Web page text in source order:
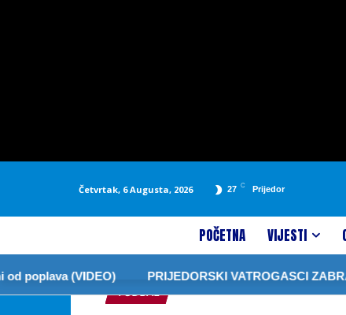
Četvrtak, 6 Augusta, 2026 27 C Prijedor
POČETNA VIJESTI
(VIDEO) PRIJEDORSKI VATROGASCI ZABRANILI
FUDBAL